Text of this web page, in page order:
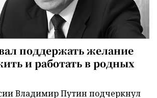
поддержать желание
и работать в родных
Владимир Путин подчеркнул